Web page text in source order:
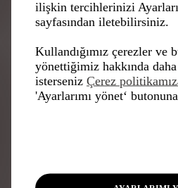
ilişkin tercihlerinizi
sayfasından iletebilirsiniz.
Kullandığımız çerezler ve
yönettiğimiz hakkında
isterseniz Çerez
'Ayarlarımı yönet‘